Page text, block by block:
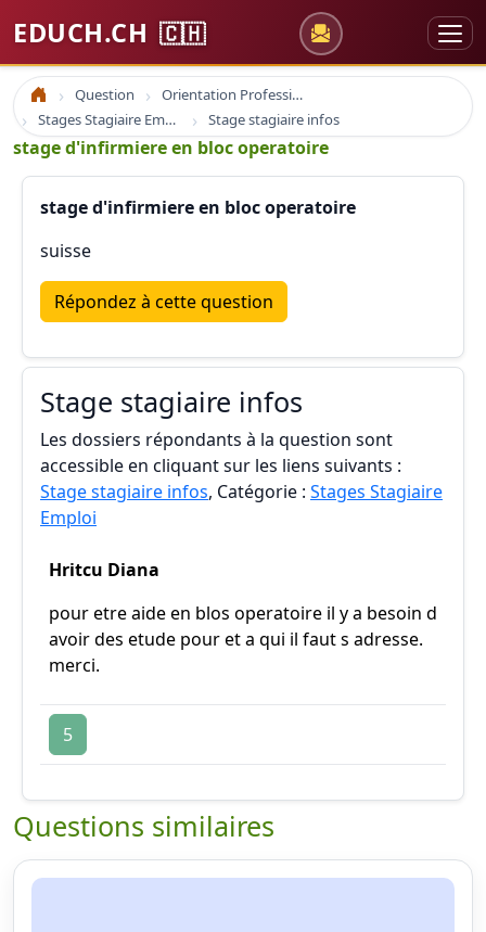
EDUCH.CH 🇨🇭
Accueil Question
Orientation Professionnelle
Stages Stagiaire Emploi
Stage stagiaire infos
stage d'infirmiere en bloc operatoire
stage d'infirmiere en bloc operatoire
suisse
Répondez à cette question
Stage stagiaire infos
Les dossiers répondants à la question sont
accessible en cliquant sur les liens suivants :
Stage stagiaire infos, Catégorie : Stages Stagiaire
Emploi
Hritcu Diana
pour etre aide en blos operatoire il y a besoin d
avoir des etude pour et a qui il faut s adresse.
merci.
5
Questions similaires